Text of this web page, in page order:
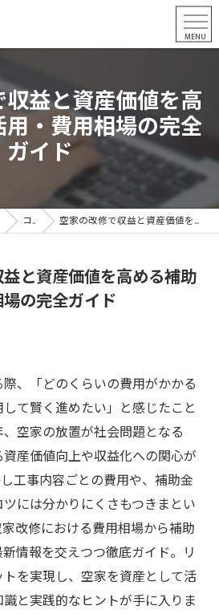
益と資産価値を高
・費用相場の完全
ガイド
コラム 空家の改修で収益と資産価値を高める補助金活用・費用相場の完全ガイド
と資産価値を高める補助
の完全ガイド
、「どのくらいの費用がかかる
て賢く進めたい」と感じたこと
空家の放置が社会問題となる
産価値向上や収益化への関心が
工事内容ごとの費用や、補助金
には分かりにくさもつきまとい
改修における費用相場から補助
情報を交えつつ徹底ガイド。リ
を実現し、空家を資産として活
と実践的なヒントが手に入りま